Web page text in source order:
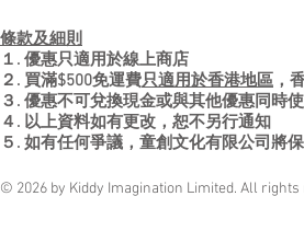
條款及細則
１. 優惠只適用於線上商店
２. 買滿$500免運費只適用於香港地區 ，
３. 優惠不可兌換現金或與其他優惠同時
４. 以上資料如有更改，恕不另行通知
５. 如有任何爭議，童創文化有限公司將
© 2026 by Kiddy Imagination Limited. All rights